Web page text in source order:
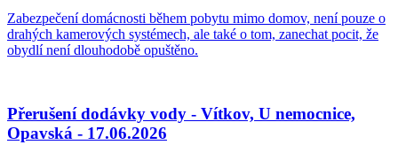
Zabezpečení domácnosti během pobytu mimo domov, není pouze o
drahých kamerových systémech, ale také o tom, zanechat pocit, že
obydlí není dlouhodobě opuštěno.
Přerušení dodávky vody - Vítkov, U nemocnice,
Opavská - 17.06.2026